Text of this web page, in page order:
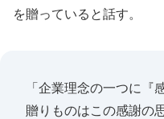
を贈っていると話す。
「企業理念の一つに
贈りものはこの感謝の